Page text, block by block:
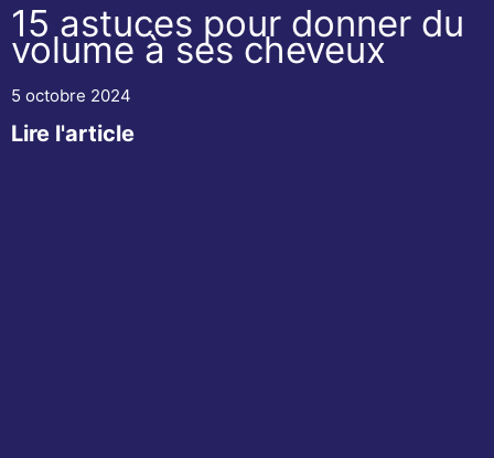
15 astuces pour donner du
volume à ses cheveux
5 octobre 2024
Lire l'article